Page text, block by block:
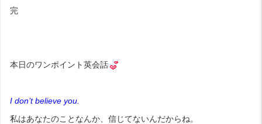
完
本日のワンポイント英会話
I don’t believe you.
私はあなたのことなんか、信じてないんだからね。